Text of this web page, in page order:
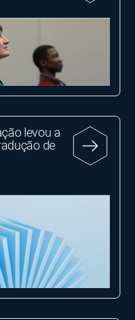
levou a
de